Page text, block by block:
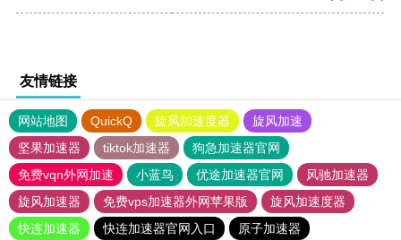
友情链接
网站地图 QuickQ 旋风加速度器
旋风加速
坚果加速器
tiktok加速器
狗急加速器官网
免费vqn外网加速
小蓝鸟 优途加速器官网
风驰加速器
旋风加速器
免费vps加速器外网苹果版
旋风加速度器
快连加速器
快连加速器官网入口
原子加速器